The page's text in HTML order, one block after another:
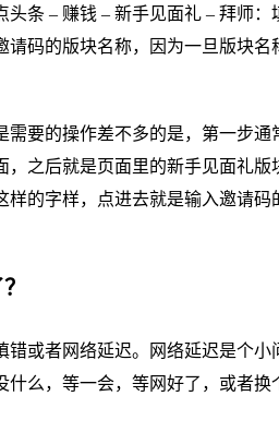
条 – 赚钱 – 新手见面礼 – 拜师
请码的版块名称，因为一旦版块名
需要的操作差不多的是，第一步通
，之后就是页面里的新手见面礼版
样的字样，点进去就是输入邀请码
错或者网络延迟。网络延迟是个小
什么，等一会，等网好了，或者